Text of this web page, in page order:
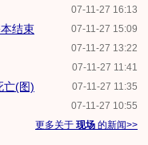
07-11-27 16:13
07-11-27 15:09
结束
07-11-27 13:22
07-11-27 11:41
07-11-27 11:35
亡(图)
07-11-27 10:55
更多关于 现场 的新闻>>